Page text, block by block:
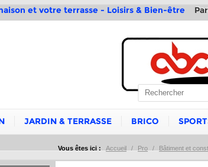
et votre terrasse - Loisirs & Bien-être
JARDIN & TERRASSE BRICO
Vous êtes ici : Accueil / Pro / Bâtiment et